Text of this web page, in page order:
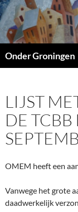
Ga
naar
de
inhoud
Onder Groningen
LIJST
DE TCBB
OMEM heeft een
Vanwege het grote
daadwerkelijk